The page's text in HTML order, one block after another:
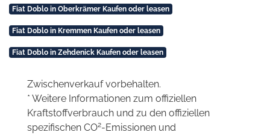
Fiat Doblo in Oberkrämer Kaufen oder leasen
Fiat Doblo in Kremmen Kaufen oder leasen
Fiat Doblo in Zehdenick Kaufen oder leasen
Zwischenverkauf vorbehalten.
* Weitere Informationen zum offiziellen
Kraftstoffverbrauch und zu den offiziellen
spezifischen CO2-Emissionen und